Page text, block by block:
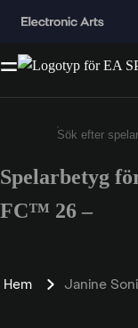
Ange
Spelarbetyg
FC™ 26 –
Hem Janine